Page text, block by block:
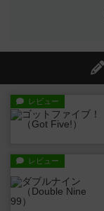
レビュー
レビュー